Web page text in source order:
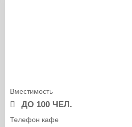
Вместимость
ДО 100 ЧЕЛ.
Телефон кафе